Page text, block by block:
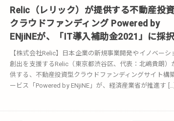
Relic（レリック）が提供する不動産投
クラウドファンディング Powered by
ENjiNEが、「IT導入補助金2021」に採
【株式会社Relic】日本企業の新規事業開発やイノベーシ
創出を支援するRelic（東京都渋谷区、代表：北嶋貴朗）
供する、不動産投資型クラウドファンディングサイト構
ービス「Powered by ENjiNE」が、経済産業省が推進す […]